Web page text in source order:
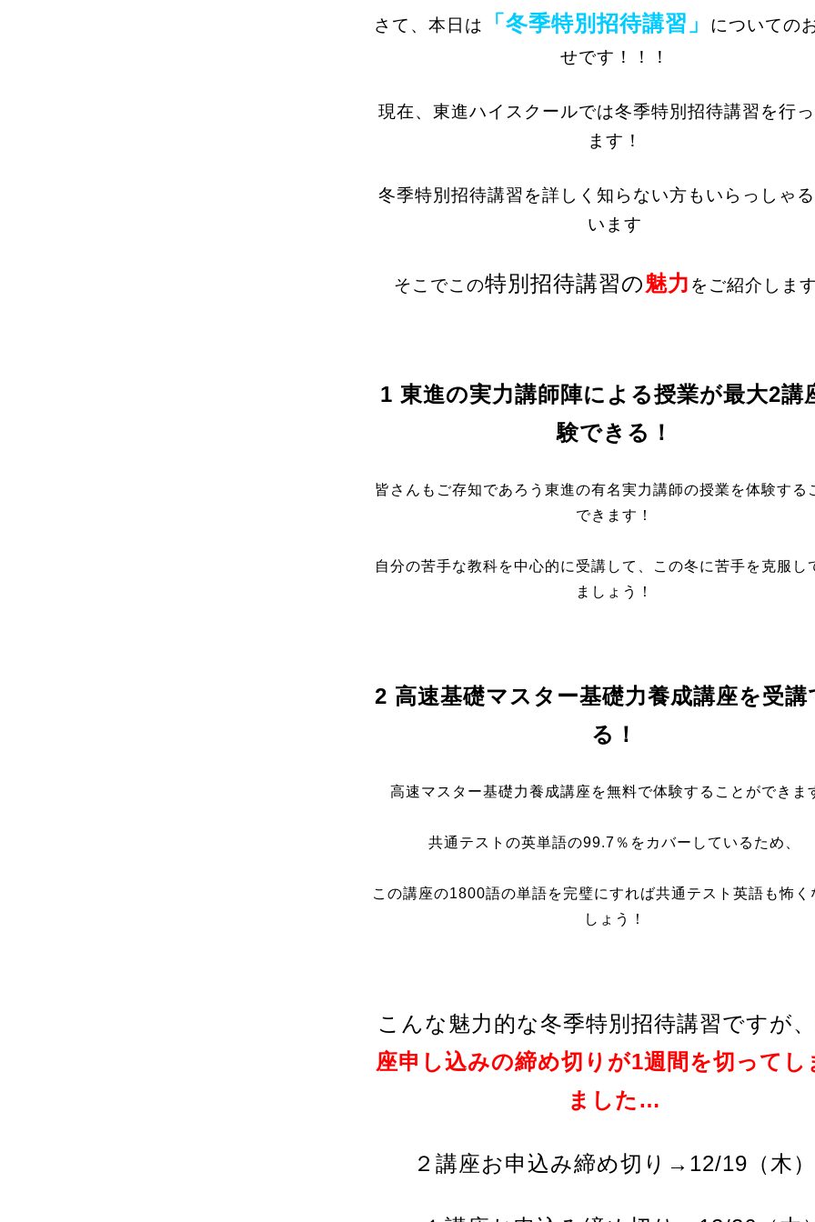
さて、本日は 「冬季特別招待講習」
についての
せです！！！
現在、東進ハイスクールでは冬季特別招待講習を行
ます！
冬季特別招待講習を詳しく知らない方もいらっしゃ
います
そこでこの特別招待講習の魅力 をご紹介 しま
1 東進の実力講師陣による授業が最大2講
験できる！
皆さんもご存知であろう東進の有名実力講師の授業を体験する
できます！
自分の苦手な教科を中心的に受講して、この冬に苦手を克服し
ましょう！
2 高速基礎マスター基礎力養成講座を受講
る！
高速マスター基礎力養成講座を無料で体験することができま
共通テストの英単語の99.7％をカバーしているため、
この講座の1800語の単語を完璧にすれば共通テスト英語も怖く
しょう！
こんな魅力的な冬季特別招待講習ですが、
座申し込みの締め切りが1週間を切ってし
ました…
２講座お申込み締め切り→12/19（木）